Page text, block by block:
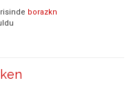
borazkn